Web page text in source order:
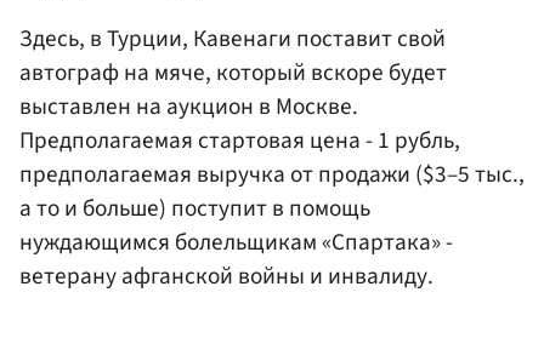
Здесь, в Турции, Кавенаги поставит свой
автограф на мяче, который вскоре будет
выставлен на аукцион в Москве.
Предполагаемая стартовая цена - 1 рубль,
предполагаемая выручка от продажи ($3–5 тыс.,
а то и больше) поступит в помощь
нуждающимся болельщикам «Спартака» -
ветерану афганской войны и инвалиду.